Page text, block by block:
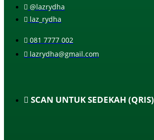
@lazrydha
laz_rydha
081 7777 002
lazrydha@gmail.com
SCAN UNTUK SEDEKAH (QRIS)